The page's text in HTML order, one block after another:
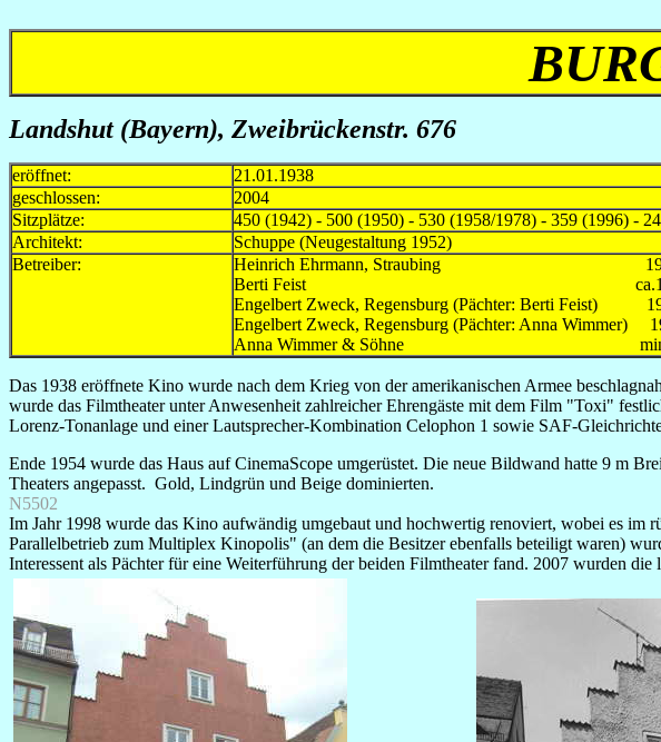
Landshut (Bayern), Zweibrückenstr. 676
eröffnet:
21.01.1938
geschlossen:
2004
Sitzplätze:
450 (1942) - 500 (1950) - 530 (1958/1978) - 359 (1996) -
Architekt:
Schuppe (Neugestaltung 1952)
Betreiber:
Heinrich Ehrmann, Straubing 1938-
Berti Feist ca.1954-
Engelbert Zweck, Regensburg (Pächter: Berti Feist)
Engelbert Zweck, Regensburg (Pächter: Anna Wimmer)
Anna Wimmer & Söhne
Das 1938 eröffnete Kino wurde nach dem Krieg von der amerikanischen Armee
wurde das Filmtheater unter Anwesenheit zahlreicher Ehrengäste mit dem Film "Toxi"
Lorenz-Tonanlage und einer Lautsprecher-Kombination Celophon 1 sowie SAF-
Ende 1954 wurde das Haus auf CinemaScope umgerüstet. Die neue Bildwand hatte 9 m
Theaters angepasst. Gold, Lindgrün und Beige dominierten.
N5502
Im Jahr 1998 wurde das Kino aufwändig umgebaut und hochwertig renoviert, wobei es
Parallelbetrieb zum Multiplex Kinopolis" (an dem die Besitzer ebenfalls beteiligt waren)
Interessent als Pächter für eine Weiterführung der beiden Filmtheater fand. 2007 wurden